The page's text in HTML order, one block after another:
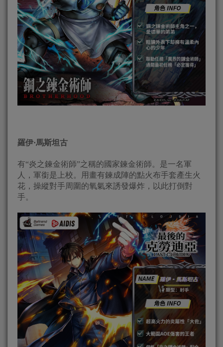
羅伊·馬斯坦古
有“炎之鍊金術師”之稱的國家鍊金術師。是一名軍
人，軍銜是上校。用畫有鍊成陣的點火布手套產生火
花，操縱對手周圍的氧氣來誘發爆炸，以此打倒對
手。